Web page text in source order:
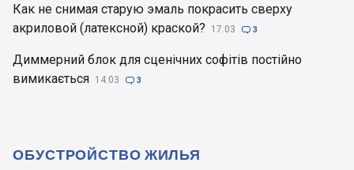
Как не снимая старую эмаль покрасить сверху
акриловой (латексной) краской?
17.03  3
Диммерний блок для сценічних софітів постійно
вимикається 14.03  3
ОБУСТРОЙСТВО ЖИЛЬЯ